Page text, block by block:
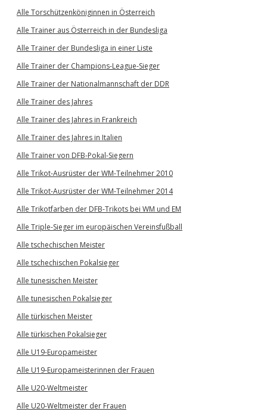
Alle Torschützenköniginnen in Österreich
Alle Trainer aus Österreich in der Bundesliga
Alle Trainer der Bundesliga in einer Liste
Alle Trainer der Champions-League-Sieger
Alle Trainer der Nationalmannschaft der DDR
Alle Trainer des Jahres
Alle Trainer des Jahres in Frankreich
Alle Trainer des Jahres in Italien
Alle Trainer von DFB-Pokal-Siegern
Alle Trikot-Ausrüster der WM-Teilnehmer 2010
Alle Trikot-Ausrüster der WM-Teilnehmer 2014
Alle Trikotfarben der DFB-Trikots bei WM und EM
Alle Triple-Sieger im europäischen Vereinsfußball
Alle tschechischen Meister
Alle tschechischen Pokalsieger
Alle tunesischen Meister
Alle tunesischen Pokalsieger
Alle türkischen Meister
Alle türkischen Pokalsieger
Alle U19-Europameister
Alle U19-Europameisterinnen der Frauen
Alle U20-Weltmeister
Alle U20-Weltmeister der Frauen